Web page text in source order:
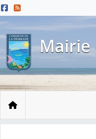
Menu principal
Contenu principal
Pied de page
Mairie
Accueil